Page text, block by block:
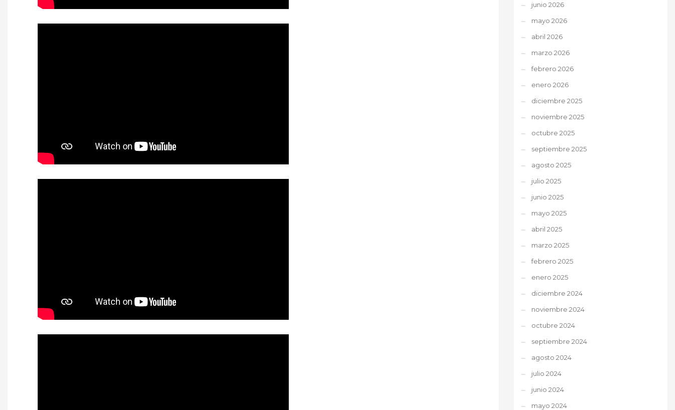
junio 2026
mayo 2026
abril 2026
marzo 2026
febrero 2026
enero 2026
diciembre 2025
noviembre 2025
octubre 2025
septiembre 2025
agosto 2025
julio 2025
junio 2025
mayo 2025
abril 2025
marzo 2025
febrero 2025
enero 2025
diciembre 2024
noviembre 2024
octubre 2024
septiembre 2024
agosto 2024
julio 2024
junio 2024
mayo 2024